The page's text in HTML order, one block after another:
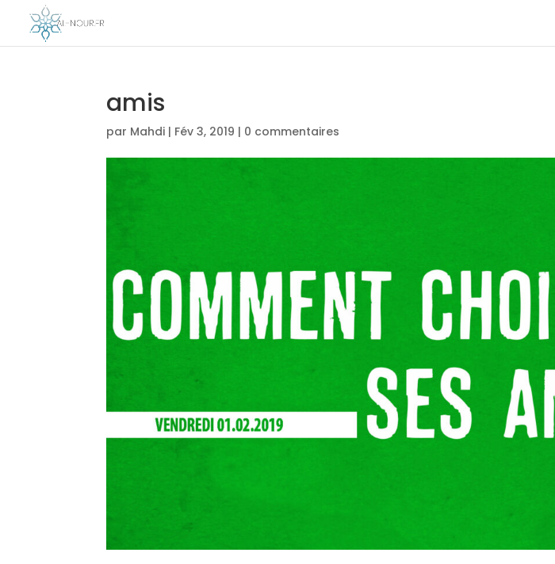
amis
par Mahdi | Fév 3, 2019 | 0 commentaires